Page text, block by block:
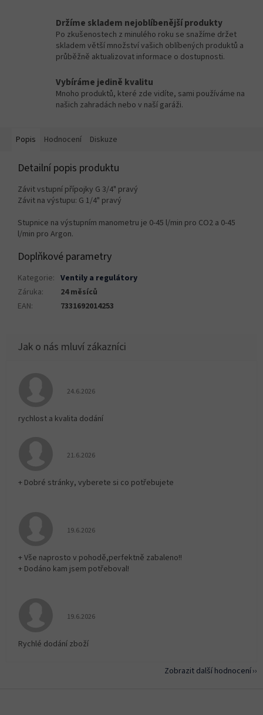
Držíme skladem nejoblíbenější produkty
Po zkušenostech z minulého roku se snažíme držet
skladem větší množství vašich oblíbených produktů a
průběžně aktualizovat informace o dostupnosti.
Vybíráme jedině kvalitu
Mnoho produktů, které zde vidíte, sami používáme na
našich zahradách nebo v naší garáži.
Popis Hodnocení Diskuze
Detailní popis produktu
Závit vstupní přípojky G 3/4" pravý
Závit na výstupu: G 1/4" pravý
Stupnice na výstupním manometru je 0-45 l/min pro CO2 a 0-45
l/min pro Argon.
Doplňkové parametry
Kategorie: Ventily a regulátory
Záruka:
24 měsíců
EAN: 7331692014253
Hodnocení obchodu je 5 z 5 hvězdiček.
24.6.2026
rychlost a kvalita dodání
Hodnocení obchodu je 5 z 5 hvězdiček.
21.6.2026
+ Dobré stránky, vyberete si co potřebujete
Hodnocení obchodu je 5 z 5 hvězdiček.
19.6.2026
+ Vše naprosto v pohodě,perfektně zabaleno!!
+ Dodáno kam jsem potřeboval!
Hodnocení obchodu je 5 z 5 hvězdiček.
19.6.2026
Rychlé dodání zboží
Zobrazit další hodnocení